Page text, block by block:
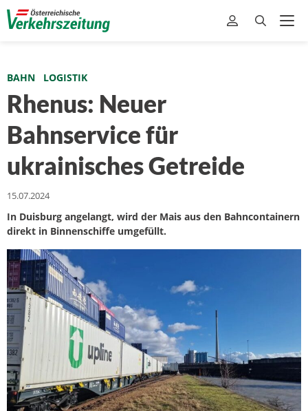
BAHN LOGISTIK
Rhenus: Neuer
Bahnservice für
ukrainisches Getreide
15.07.2024
In Duisburg angelangt, wird der Mais aus den Bahncontainern
direkt in Binnenschiffe umgefüllt.